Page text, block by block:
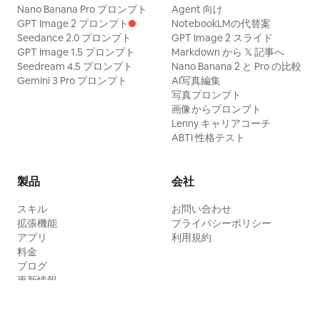
Nano Banana Pro プロンプト
GPT Image 2 プロンプト
Seedance 2.0 プロンプト
GPT Image 1.5 プロンプト
Seedream 4.5 プロンプト
Gemini 3 Pro プロンプト
Agent 向け
NotebookLMの代替案
GPT Image 2 スライド
Markdown から 𝕏 記事へ
Nano Banana 2 と Pro の比較
AI写真編集
写真プロンプト
画像からプロンプト
Lenny キャリアコーチ
ABTI 性格テスト
製品
スキル
拡張機能
アプリ
料金
ブログ
更新情報
会社
お問い合わせ
プライバシーポリシー
利用規約